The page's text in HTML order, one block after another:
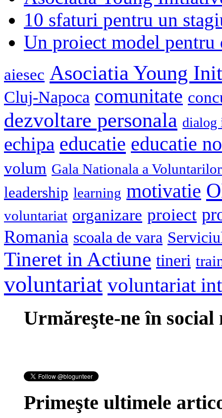
10 sfaturi pentru un
Un proiect model
aiesec Asociatia Young
Cluj-Napoca comunitate
dezvoltare personala dialog
echipa educatie educatie
volum Gala Nationala a Voluntarilor
leadership learning motivatie
voluntariat organizare proiect
Romania scoala de vara
Tineret in Actiune tineri
voluntariat voluntariat
Urmăreşte-ne în social
Primeşte ultimele